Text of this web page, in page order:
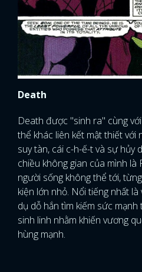
Death
Death được "sinh ra" cùng
thể khác liên kết mật thiết với
suy tàn, cái c-h-ế-t và sự hủy
chiều không gian của mình là
người sống không thể tới,
kiện lớn nhỏ. Nổi tiếng nhất
dụ dỗ hắn tìm kiếm sức
sinh linh nhằm khiến vương
hùng mạnh.